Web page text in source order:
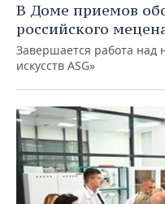
В Доме приемов
российского
Завершается работа над
искусств ASG»